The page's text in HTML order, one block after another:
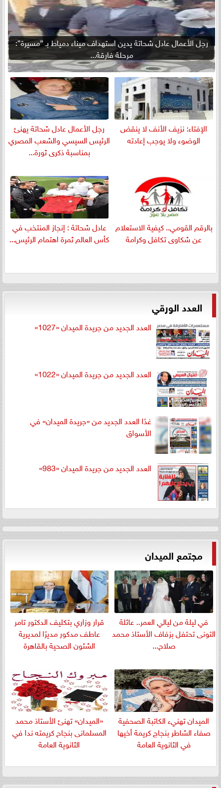
رجل الأعمال عادل شحاتة يدين استهداف ميناء دمياط بـ ”مسيرة”:
مرحلة فارقة...
الإفتاء: نزيف الأنف لا ينقض
الوضوء ولا يوجب إعادته
رجل الأعمال عادل شحاتة يهنئ
الرئيس السيسي والشعب المصري
بمناسبة ذكرى ثورة...
بالرقم القومي.. كيفية الاستعلام
عن شكاوى تكافل وكرامة
عادل شحاتة : إنجاز المنتخب في
كأس العالم ثمرة اهتمام الرئيس...
العدد الورقي
العدد الجديد من جريدة الميدان «1027»
العدد الجديد من جريدة الميدان «1022»
غدًا العدد الجديد من «جريدة الميدان» في
الأسواق
العدد الجديد من جريدة الميدان «983»
مجتمع الميدان
في ليلة من ليالي العمر.. عائلة
التونى تحتفل بزفاف الأستاذ محمد
صلاح...
قرار وزاري بتكليف الدكتور تامر
عاطف مدكور مديرًا لمديرية
الشئون الصحية بالقاهرة
الميدان تهنيء الكاتبة الصحفية
صفاء الشاطر بنجاج كريمة أخيها
في الثانوية العامة
«الميدان» تهنئ الأستاذ محمد
المسلمانى بنجاح كريمته ندا في
الثانوية العامة